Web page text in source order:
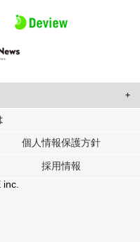
に合わせたコンテンツや広告の
ーに提供しています。
ときに収集した他の情報を組み
個人情報保護方針
採用情報